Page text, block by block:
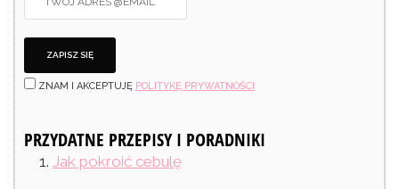
ZNAM I AKCEPTUJĘ POLITYKĘ PRYWATNOŚCI
PRZYDATNE PRZEPISY I PORADNIKI
Jak pokroić cebulę